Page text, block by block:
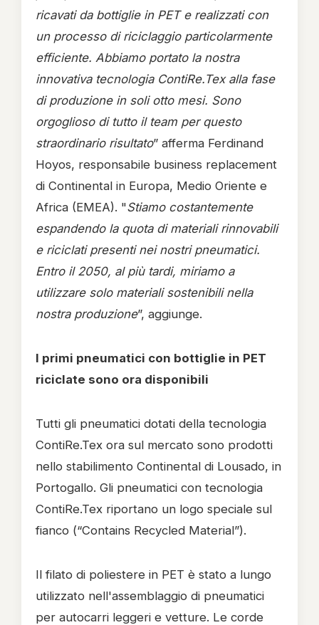
ricavati da bottiglie in PET e realizzati con
un processo di riciclaggio particolarmente
efficiente. Abbiamo portato la nostra
innovativa tecnologia ContiRe.Tex alla fase
di produzione in soli otto mesi. Sono
orgoglioso di tutto il team per questo
straordinario risultato” afferma Ferdinand
Hoyos, responsabile business replacement
di Continental in Europa, Medio Oriente e
Africa (EMEA). "Stiamo costantemente
espandendo la quota di materiali rinnovabili
e riciclati presenti nei nostri pneumatici.
Entro il 2050, al più tardi, miriamo a
utilizzare solo materiali sostenibili nella
nostra produzione”, aggiunge.
I primi pneumatici con bottiglie in PET
riciclate sono ora disponibili
Tutti gli pneumatici dotati della tecnologia
ContiRe.Tex ora sul mercato sono prodotti
nello stabilimento Continental di Lousado, in
Portogallo. Gli pneumatici con tecnologia
ContiRe.Tex riportano un logo speciale sul
fianco (“Contains Recycled Material”).
Il filato di poliestere in PET è stato a lungo
utilizzato nell'assemblaggio di pneumatici
per autocarri leggeri e vetture. Le corde